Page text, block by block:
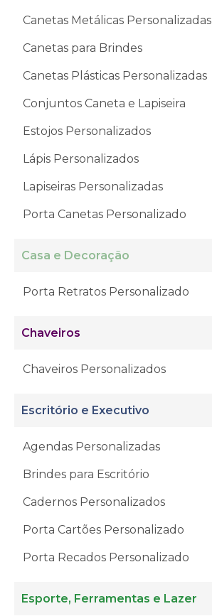
Canetas Metálicas Personalizadas
Canetas para Brindes
Canetas Plásticas Personalizadas
Conjuntos Caneta e Lapiseira
Estojos Personalizados
Lápis Personalizados
Lapiseiras Personalizadas
Porta Canetas Personalizado
Casa e Decoração
Porta Retratos Personalizado
Chaveiros
Chaveiros Personalizados
Escritório e Executivo
Agendas Personalizadas
Brindes para Escritório
Cadernos Personalizados
Porta Cartões Personalizado
Porta Recados Personalizado
Esporte, Ferramentas e Lazer